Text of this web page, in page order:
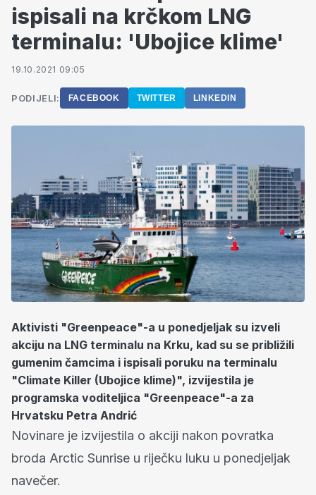
ispisali na krčkom LNG
terminalu: 'Ubojice klime'
19.10.2021 09:05
PODIJELI: FACEBOOK TWITTER LINKEDIN
Aktivisti "Greenpeace"-a u ponedjeljak su izveli
akciju na LNG terminalu na Krku, kad su se približili
gumenim čamcima i ispisali poruku na terminalu
"Climate Killer (Ubojice klime)", izvijestila je
programska voditeljica "Greenpeace"-a za
Hrvatsku Petra Andrić
Novinare je izvijestila o akciji nakon povratka
broda Arctic Sunrise u riječku luku u ponedjeljak
navečer.